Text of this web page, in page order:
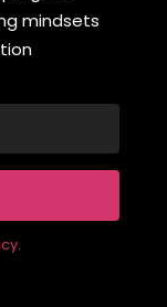
mindsets
.